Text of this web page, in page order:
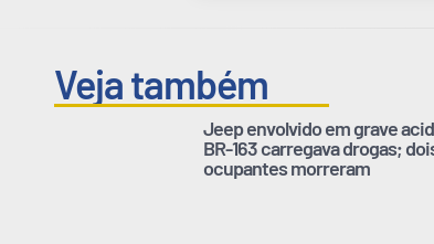
Veja também
Jeep envolvido em grave
BR-163 carregava drogas;
ocupantes morreram